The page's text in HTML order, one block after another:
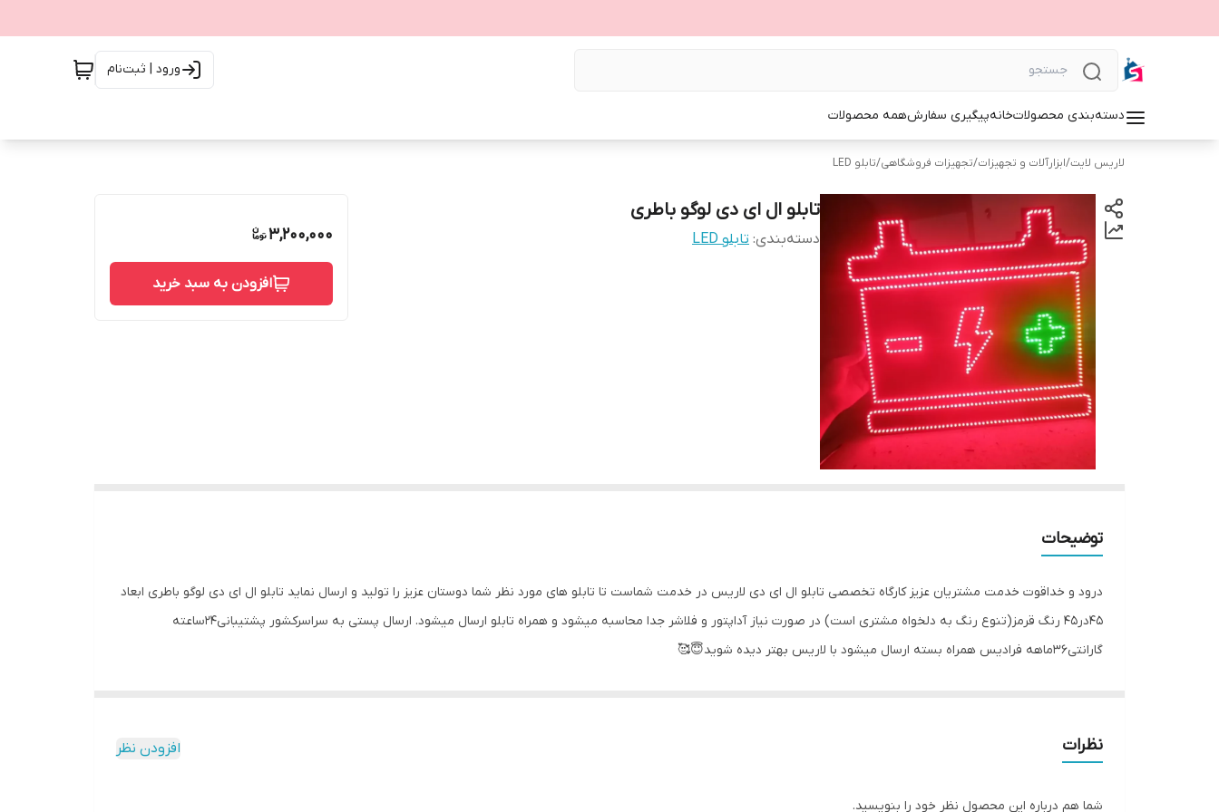
ورود | ثبت‌نام
دسته‌بندی محصولاتخانهپیگیری سفارشهمه محصولات
لاریس لایت/ابزارآلات و تجهیزات/تجهیزات فروشگاهی/تابلو LED
تابلو ال ای دی لوگو باطری
دسته‌بندی: تابلو LED 3,200,000
افزودن به سبد خرید
توضیحات
درود و خداقوت خدمت مشتریان عزیز کارگاه تخصصی تابلو ال ای دی لاریس در خدمت شماست تا تابلو های مورد نظر شما دوستان عزیز را تولید و ارسال نماید تابلو ال ای دی لوگو باطری ابعاد
45در45 رنگ قرمز(تنوع رنگ به دلخواه مشتری است) در صورت نیاز آداپتور و فلاشر جدا محاسبه میشود و همراه تابلو ارسال میشود. ارسال پستی به سراسرکشور پشتیبانی24ساعته
گارانتی36ماهه فرادیس همراه بسته ارسال میشود با لاریس بهتر دیده شوید😇🥰
نظرات افزودن نظر
شما هم درباره این محصول نظر خود را بنویسید.